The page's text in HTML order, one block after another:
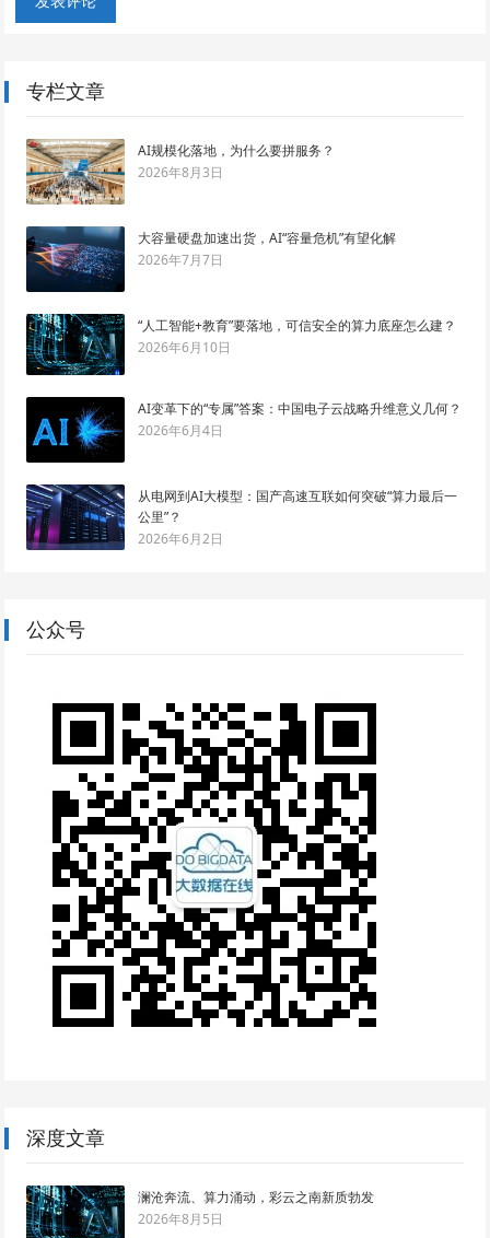
专栏文章
AI规模化落地，为什么要拼服务？
2026年8月3日
大容量硬盘加速出货，AI“容量危机”有望化解
2026年7月7日
“人工智能+教育”要落地，可信安全的算力底座怎么建？
2026年6月10日
AI变革下的“专属”答案：中国电子云战略升维意义几何？
2026年6月4日
从电网到AI大模型：国产高速互联如何突破“算力最后一
公里”？
2026年6月2日
公众号
深度文章
澜沧奔流、算力涌动，彩云之南新质勃发
2026年8月5日